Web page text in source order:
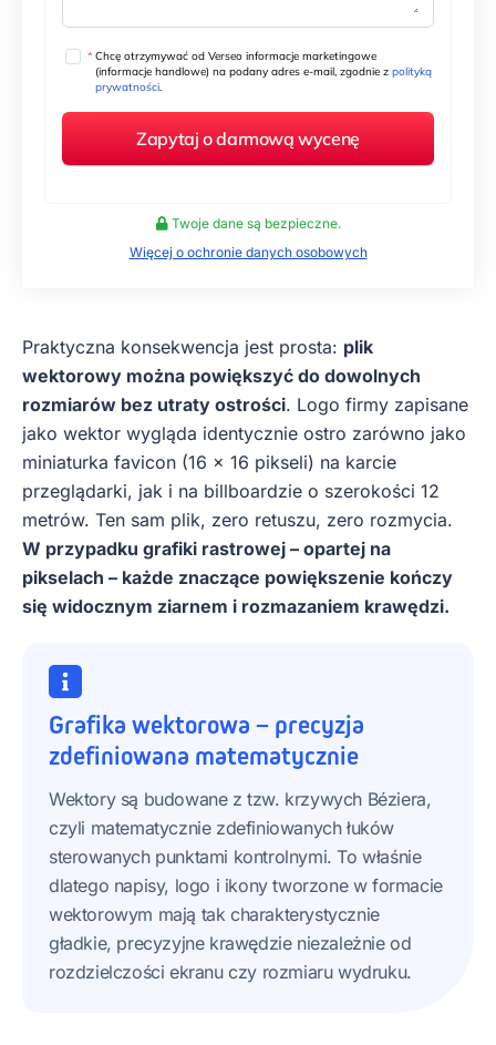
Chcę otrzymywać od Verseo informacje marketingowe
(informacje handlowe) na podany adres e-mail, zgodnie z polityką
prywatności.
*
Twoje dane są bezpieczne.
Więcej o ochronie danych osobowych
Praktyczna konsekwencja jest prosta: plik
wektorowy można powiększyć do dowolnych
rozmiarów bez utraty ostrości. Logo firmy zapisane
jako wektor wygląda identycznie ostro zarówno jako
miniaturka favicon (16 × 16 pikseli) na karcie
przeglądarki, jak i na billboardzie o szerokości 12
metrów. Ten sam plik, zero retuszu, zero rozmycia.
W przypadku grafiki rastrowej – opartej na
pikselach – każde znaczące powiększenie kończy
się widocznym ziarnem i rozmazaniem krawędzi.
Grafika wektorowa – precyzja
zdefiniowana matematycznie
Wektory są budowane z tzw. krzywych Béziera,
czyli matematycznie zdefiniowanych łuków
sterowanych punktami kontrolnymi. To właśnie
dlatego napisy, logo i ikony tworzone w formacie
wektorowym mają tak charakterystycznie
gładkie, precyzyjne krawędzie niezależnie od
rozdzielczości ekranu czy rozmiaru wydruku.